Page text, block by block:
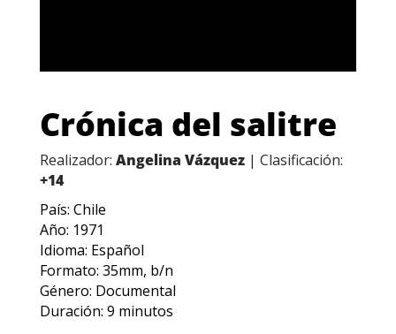
Crónica del salitre
Realizador: Angelina Vázquez| Clasificación:
+14
País: Chile
Año: 1971
Idioma: Español
Formato: 35mm, b/n
Género: Documental
Duración: 9 minutos